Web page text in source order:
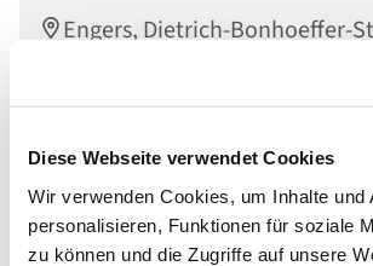
Diese Webseite verwendet Cookies
Wir verwenden Cookies, um Inhalte und
personalisieren, Funktionen für soziale
zu können und die Zugriffe auf unsere
Engers, Dietrich-Bonhoeffer-